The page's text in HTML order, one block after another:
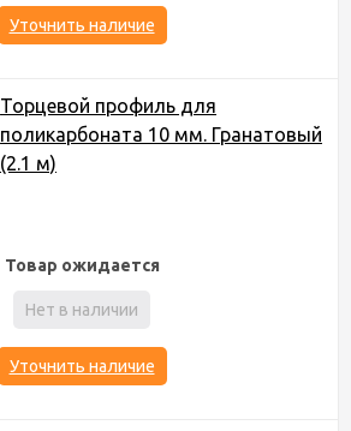
Уточнить наличие
Торцевой профиль для
поликарбоната 10 мм. Гранатовый
(2.1 м)
Товар ожидается
Нет в наличии
Уточнить наличие